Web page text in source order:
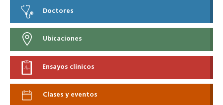
Doctores
Ubicaciones
Ensayos clínicos
Clases y eventos